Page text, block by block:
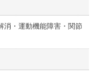
消・運動機能障害・関節